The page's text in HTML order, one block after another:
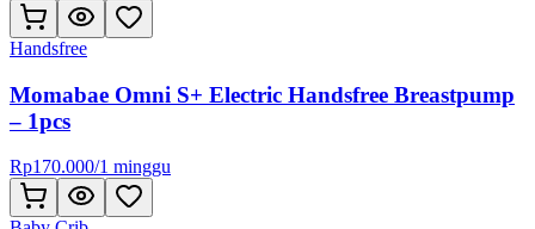
Handsfree
Momabae Omni S+ Electric Handsfree Breastpump
– 1pcs
Rp170.000/1 minggu